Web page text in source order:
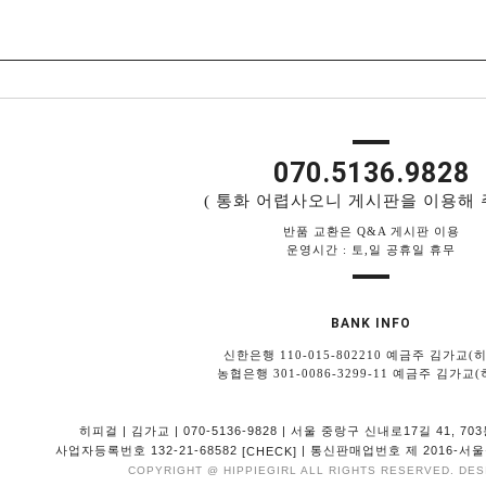
070.5136.9828
( 통화 어렵사오니 게시판을 이용해
반품 교환은 Q&A 게시판 이용
운영시간 : 토,일 공휴일 휴무
BANK INFO
신한은행 110-015-802210 예금주 김가교(
농협은행 301-0086-3299-11 예금주 김가교(
히피걸 | 김가교 | 070-5136-9828 | 서울 중랑구 신내로17길 41,
사업자등록번호 132-21-68582 [CHECK] | 통신판매업번호 제 2016-서
COPYRIGHT @ HIPPIEGIRL ALL RIGHTS RESERVED.